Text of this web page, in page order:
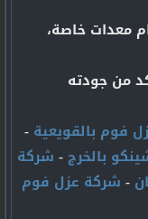
معدات خاصة،
من جودته
فوم بالقويعية -
بالخرج- شركة
- شركة عزل فوم